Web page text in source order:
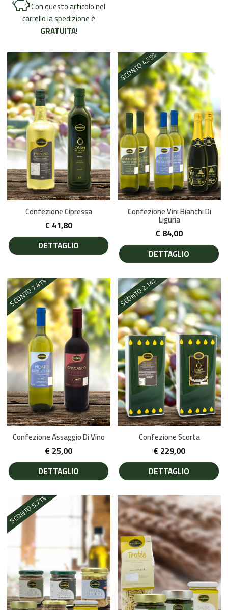
Con questo articolo nel
carrello la spedizione è
GRATUITA!
Confezione Cipressa
€ 41,80
DETTAGLIO
SCONTO4.55
%
Confezione Vini Bianchi Di
Liguria
€ 84,00
DETTAGLIO
SCONTO7.41
%
Confezione Assaggio Di Vino
€ 25,00
DETTAGLIO
SCONTO2.14
%
Confezione Scorta
€ 229,00
DETTAGLIO
SCONTO5.71
%